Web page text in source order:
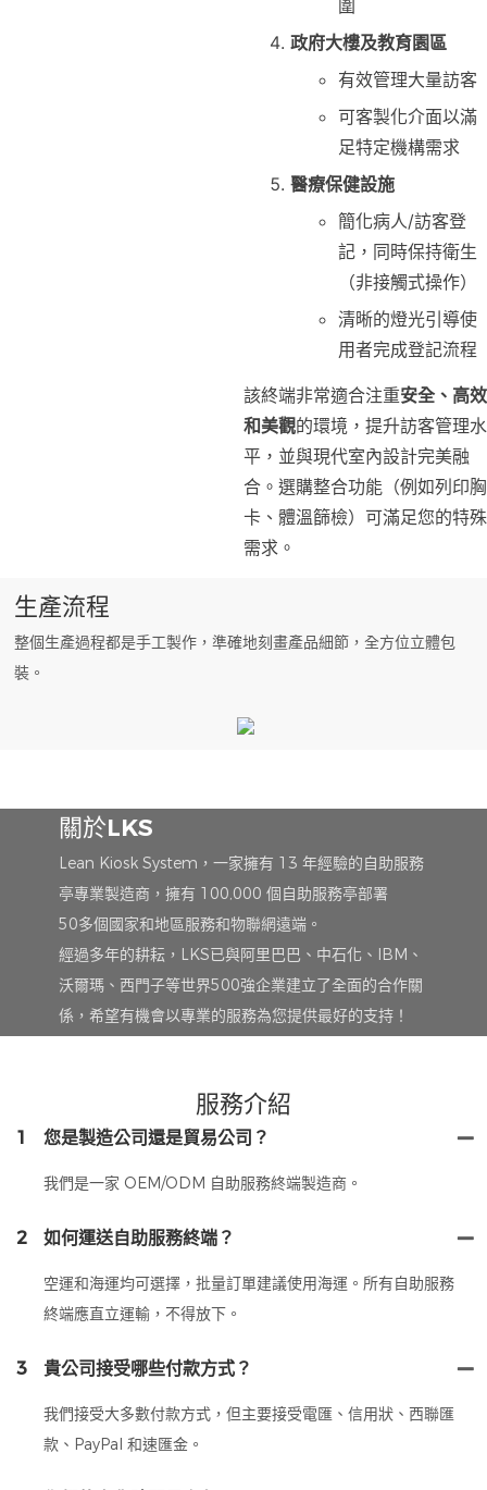
圍
政府大樓及教育園區
有效管理大量訪客
可客製化介面以滿
足特定機構需求
醫療保健設施
簡化病人/訪客登
記，同時保持衛生
（非接觸式操作）
清晰的燈光引導使
用者完成登記流程
該終端非常適合注重安全、高效
和美觀的環境，提升訪客管理水
平，並與現代室內設計完美融
合。選購整合功能（例如列印胸
卡、體溫篩檢）可滿足您的特殊
需求。
生產流程
整個生產過程都是手工製作，準確地刻畫產品細節，全方位立體包
裝。
關於LKS
Lean Kiosk System，一家擁有 13 年經驗的自助服務
亭專業製造商，擁有 100,000 個自助服務亭部署
50多個國家和地區服務和物聯網遠端。
經過多年的耕耘，LKS已與阿里巴巴、中石化、IBM、
沃爾瑪、西門子等世界500強企業建立了全面的合作關
係，希望有機會以專業的服務為您提供最好的支持！
服務介紹
1 您是製造公司還是貿易公司？
我們是一家 OEM/ODM 自助服務終端製造商。
2 如何運送自助服務終端？
空運和海運均可選擇，批量訂單建議使用海運。所有自助服務
終端應直立運輸，不得放下。
3 貴公司接受哪些付款方式？
我們接受大多數付款方式，但主要接受電匯、信用狀、西聯匯
款、PayPal 和速匯金。